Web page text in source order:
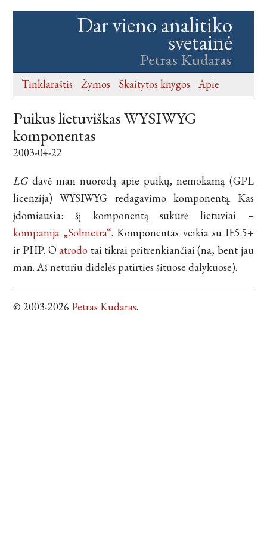
Dar vieno analitiko
svetainė
Petras Kudaras
Tinklaraštis Žymos Skaitytos knygos Apie
Puikus lietuviškas WYSIWYG
komponentas
2003-04-22
LGdavė man nuorodą apie puikų, nemokamą (GPL
licenzija) WYSIWYG redagavimo komponentą. Kas
įdomiausia: šį komponentą sukūrė lietuviai –
kompanija „Solmetra“. Komponentas veikia su IE5.5+
ir PHP. Oatrodo tai tikrai pritrenkiančiai (na, bent jau
man. Aš neturiu didelės patirties šituose dalykuose).
© 2003-2026 Petras Kudaras.